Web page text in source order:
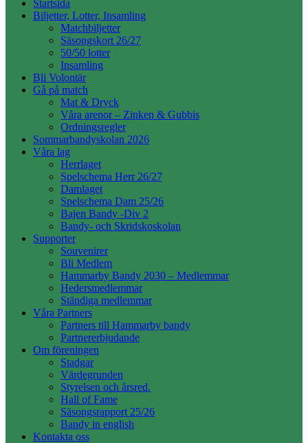
Startsida
Biljetter, Lotter, Insamling
Matchbiljetter
Säsongskort 26/27
50/50 lotter
Insamling
Bli Volontär
Gå på match
Mat & Dryck
Våra arenor – Zinken & Gubbis
Ordningsregler
Sommarbandyskolan 2026
Våra lag
Herrlaget
Spelschema Herr 26/27
Damlaget
Spelschema Dam 25/26
Bajen Bandy -Div 2
Bandy- och Skridskoskolan
Supporter
Souvenirer
Bli Medlem
Hammarby Bandy 2030 – Medlemmar
Hedersmedlemmar
Ständiga medlemmar
Våra Partners
Partners till Hammarby bandy
Partnererbjudande
Om föreningen
Stadgar
Värdegrunden
Styrelsen och årsred.
Hall of Fame
Säsongsrapport 25/26
Bandy in english
Kontakta oss